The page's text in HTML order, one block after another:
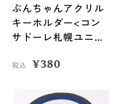
ぶんちゃんアクリル
キーホルダー<コン
サドーレ札幌ユニフ
税込 ¥380